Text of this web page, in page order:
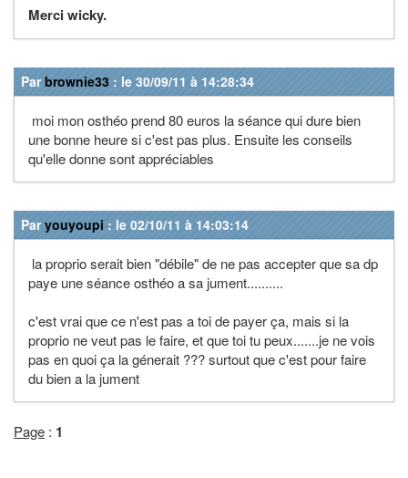
Merci wicky.
Parbrownie33 : le 30/09/11 à 14:28:34
moi mon osthéo prend 80 euros la séance qui dure bien
une bonne heure si c'est pas plus. Ensuite les conseils
qu'elle donne sont appréciables
Paryouyoupi : le 02/10/11 à 14:03:14
la proprio serait bien "débile" de ne pas accepter que sa dp
paye une séance osthéo a sa jument..........
c'est vrai que ce n'est pas a toi de payer ça, mais si la
proprio ne veut pas le faire, et que toi tu peux.......je ne vois
pas en quoi ça la génerait ??? surtout que c'est pour faire
du bien a la jument
Page : 1